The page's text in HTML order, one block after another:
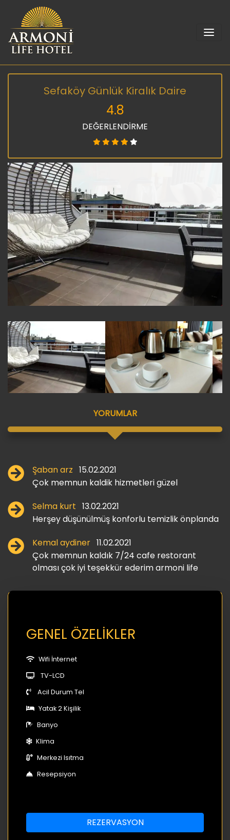
Sefaköy Günlük Kiralık Daire
4.8
DEĞERLENDİRME
YORUMLAR
Şaban arz 15.02.2021
Çok memnun kaldik hizmetleri güzel
Selma kurt 13.02.2021
Herşey düşünülmüş konforlu temizlik önplanda
Kemal aydiner 11.02.2021
Çok memnun kaldık 7/24 cafe restorant
olması çok iyi teşekkür ederim armoni life
GENEL ÖZELİKLER
Wifi İnternet
TV-LCD
Acil Durum Tel
Yatak 2 Kişilik
Banyo
Klima
Merkezi Isıtma
Resepsiyon
REZERVASYON